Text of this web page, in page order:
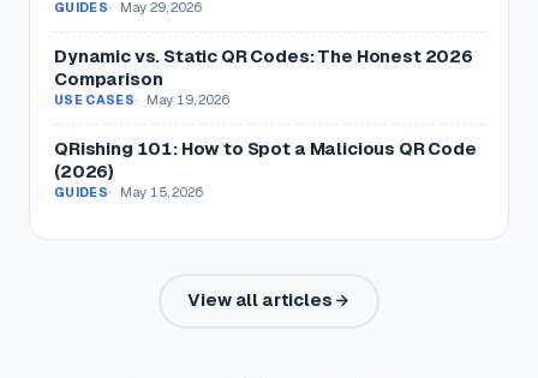
GUIDES May 29, 2026
Dynamic vs. Static QR Codes: The Honest 2026
Comparison
USE CASES May 19, 2026
QRishing 101: How to Spot a Malicious QR Code
(2026)
GUIDES May 15, 2026
View all articles